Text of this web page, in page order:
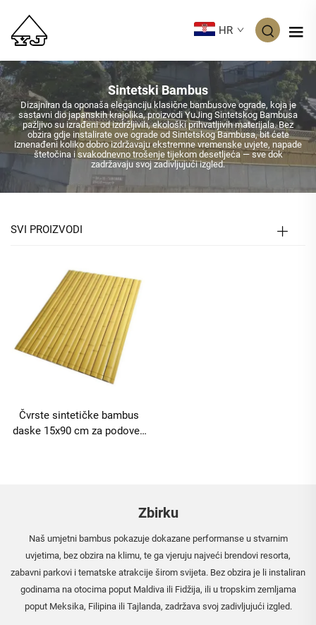
HR
Sintetski Bambus
Dizajniran da oponaša eleganciju klasične bambusove ograde, koja je
sastavni dio japanskih krajolika, proizvodi YuJing Sintetskog Bambusa
pažljivo su izrađeni od izdržljivih, ekološki prihvatljivih materijala. Bez
obzira gdje instalirate ove ograde od Sintetskog Bambusa, bit ćete
iznenađeni koliko dobro izdržavaju ekstremne vremenske uvjete, napade
štetočina i svakodnevno trošenje tijekom desetljeća — sve dok
zadržavaju svoj zadivljujući izgled.
SVI PROIZVODI
Čvrste sintetičke bambus
daske 15x90 cm za podove i
Zbirku
Naš umjetni bambus pokazuje dokazane performanse u stvarnim
uvjetima, bez obzira na klimu, te ga vjeruju najveći brendovi resorta,
zabavni parkovi i tematske atrakcije širom svijeta. Bez obzira je li instaliran
godinama na otocima poput Maldiva ili Fidžija, ili u tropskim zemljama
poput Meksika, Filipina ili Tajlanda, zadržava svoj zadivljujući izgled.